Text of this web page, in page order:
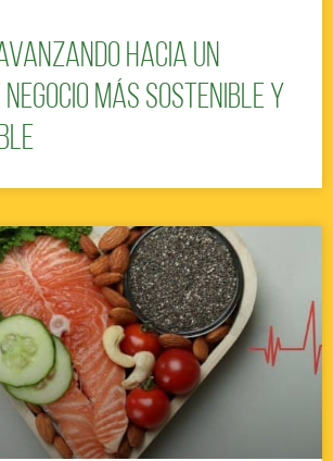
hacia un
negocio más sostenible y